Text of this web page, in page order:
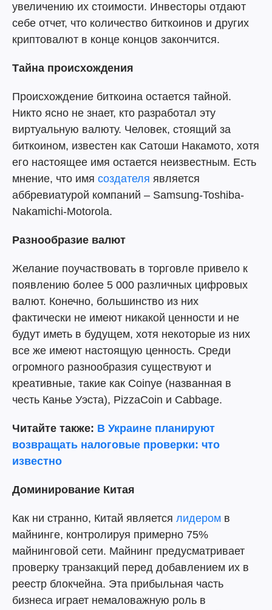
увеличению их стоимости. Инвесторы отдают
себе отчет, что количество биткоинов и других
криптовалют в конце концов закончится.
Тайна происхождения
Происхождение биткоина остается тайной.
Никто ясно не знает, кто разработал эту
виртуальную валюту. Человек, стоящий за
биткоином, известен как Сатоши Накамото, хотя
его настоящее имя остается неизвестным. Есть
мнение, что имя создателя является
аббревиатурой компаний – Samsung-Toshiba-
Nakamichi-Motorola.
Разнообразие валют
Желание поучаствовать в торговле привело к
появлению более 5 000 различных цифровых
валют. Конечно, большинство из них
фактически не имеют никакой ценности и не
будут иметь в будущем, хотя некоторые из них
все же имеют настоящую ценность. Среди
огромного разнообразия существуют и
креативные, такие как Coinye (названная в
честь Канье Уэста), PizzaCoin и Cabbage.
Читайте также: В Украине планируют
возвращать налоговые проверки: что
известно
Доминирование Китая
Как ни странно, Китай является лидером в
майнинге, контролируя примерно 75%
майнинговой сети. Майнинг предусматривает
проверку транзакций перед добавлением их в
реестр блокчейна. Эта прибыльная часть
бизнеса играет немаловажную роль в